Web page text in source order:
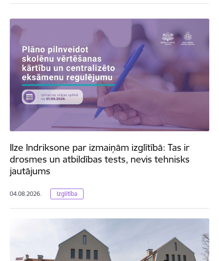
Ilze Indriksone par izmaiņām izglītībā: Tas ir
drosmes un atbildības tests, nevis tehnisks
jautājums
04.08.2026. Izglītība